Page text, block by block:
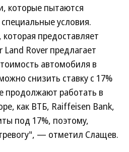
которые пытаются
условия.
предоставляет
Land Rover предлагает
автомобиля в
снизить ставку с 17%
продолжают работать в
как ВТБ, Raiffeisen Bank,
под 17%, поэтому,
— отметил Слащев.